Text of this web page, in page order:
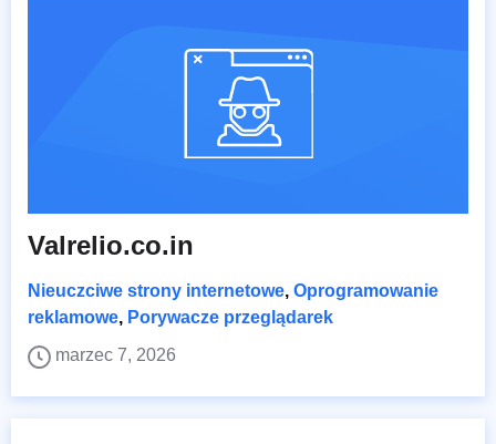
Valrelio.co.in
Nieuczciwe strony internetowe, Oprogramowanie
reklamowe, Porywacze przeglądarek
marzec 7, 2026